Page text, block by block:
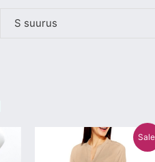
S suurus
Algne
hind
oli:
Praegune
hind
Sellel
tootel